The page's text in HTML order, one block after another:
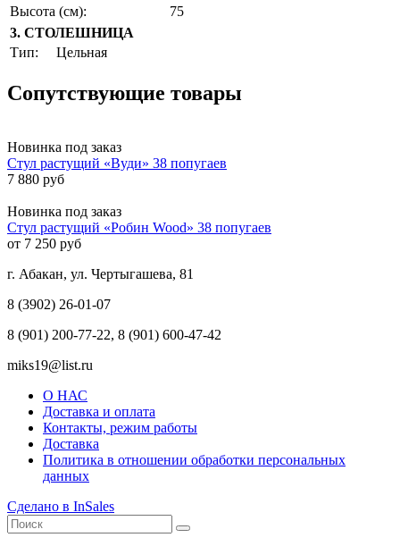
Высота (см):
75
3. СТОЛЕШНИЦА
Тип:
Цельная
Сопутствующие товары
Новинка под заказ
Стул растущий «Вуди» 38 попугаев
7 880 руб
Новинка под заказ
Стул растущий «Робин Wood» 38 попугаев
от 7 250 руб
г. Абакан, ул. Чертыгашева, 81
8 (3902) 26-01-07
8 (901) 200-77-22, 8 (901) 600-47-42
miks19@list.ru
О НАС
Доставка и оплата
Контакты, режим работы
Доставка
Политика в отношении обработки персональных
данных
Сделано в InSales